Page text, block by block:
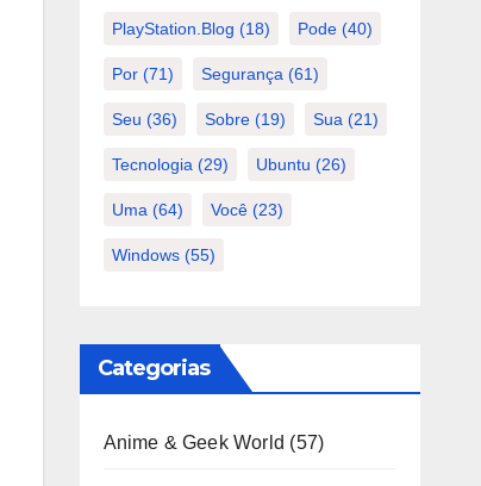
PlayStation.Blog (18) Pode(40)
Por(71) Segurança (61)
Seu (36) Sobre(19) Sua (21)
Tecnologia (29) Ubuntu (26)
Uma (64) Você(23)
Windows(55)
Categorias
Anime & Geek World (57)